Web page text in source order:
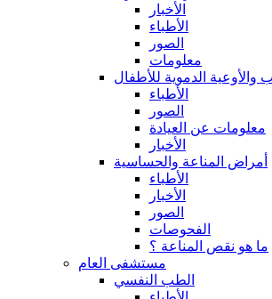
الأخبار
الأطباء
الصور
معلومات
والأوعية الدموية للأطفال
الأطباء
الصور
معلومات عن العيادة
الأخبار
أمراض المناعة والحساسية
الأطباء
الأخبار
الصور
الفحوصات
ما هو نقص المناعة ؟
مستشفى العام
الطب النفسي